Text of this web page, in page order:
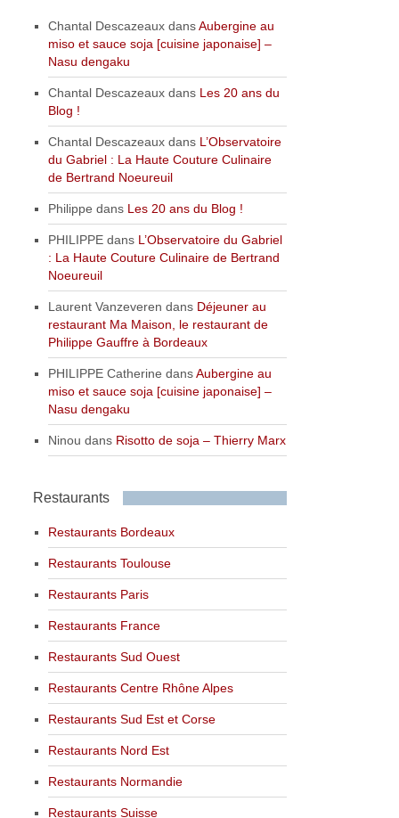
Chantal Descazeaux dansAubergine au
miso et sauce soja [cuisine japonaise] –
Nasu dengaku
Chantal Descazeaux dans Les 20 ans du
Blog !
Chantal Descazeaux dans L’Observatoire
du Gabriel : La Haute Couture Culinaire
de Bertrand Noeureuil
Philippe dans Les 20 ans du Blog !
PHILIPPE dans L’Observatoire du Gabriel
: La Haute Couture Culinaire de Bertrand
Noeureuil
Laurent Vanzeveren dans Déjeuner au
restaurant Ma Maison, le restaurant de
Philippe Gauffre à Bordeaux
PHILIPPE Catherine dansAubergine au
miso et sauce soja [cuisine japonaise] –
Nasu dengaku
Ninou dans Risotto de soja – Thierry Marx
Restaurants
Restaurants Bordeaux
Restaurants Toulouse
Restaurants Paris
Restaurants France
Restaurants Sud Ouest
Restaurants Centre Rhône Alpes
Restaurants Sud Est et Corse
Restaurants Nord Est
Restaurants Normandie
Restaurants Suisse